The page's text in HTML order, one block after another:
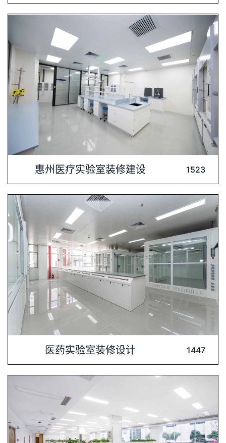
色、健康的实验环境，保障实验人员的身体健康。每一处细节都
经过精心设计，体现医疗实验室的专业与品质。选择我们，为您
与高效，严格把控装修材料的质量与安全标准。精心设计的空间
的特殊需求，提供完善的通风、洁净、防静电等解决方案。让医
护人员在舒适、安全的环境中开展医疗实验，为医疗科研
惠州医疗实验室装修建设 1523
技术股份有限公司的全资附属公司，是国内顶尖的医药定制研发
此次项目中，深圳肯为尔实验室建设公司承揽了暖通
医药实验室装修设计 1447